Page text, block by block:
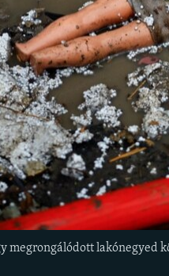
megrongálódott lakónegyed